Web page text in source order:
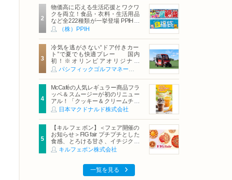
物価高に応える生活応援とワクワ
クを両立！食品・衣料・生活用品
など全222種類が一挙登場 PPIHグ
ループ「夏福袋」＆セール 8月6日
(木)より順次スタート
（株）PPIH
冷気を逃がさない“ドア付きカー
ト”で夏でも快適プレー 国内
初！※オリンピアオリジナル
「AirCon Cart（エアコンカー
ト）」導入 | ＰＧＭ
McCaféの人気レギュラー商品フラ
ッペ＆スムージーが初のリニュー
アル！「クッキー＆クリームチョ
コフラッペ」「マンゴースムージ
ー」8月5日（水）から販売開始
日本マクドナルド株式会社
【キル フェ ボン】＜フェア開催の
お知らせ＞FIG fair プチプチとした
食感、とろける甘さ、イチジクの
魅力をたっぷりと。新作を含め、
イチジク尽くしの全4種が登場8月
キルフェボン株式会社
一覧を見る